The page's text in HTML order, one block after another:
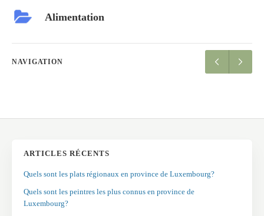
Alimentation
NAVIGATION
ARTICLES RÉCENTS
Quels sont les plats régionaux en province de Luxembourg?
Quels sont les peintres les plus connus en province de
Luxembourg?